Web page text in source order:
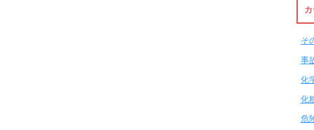
そ
事
化
化
危